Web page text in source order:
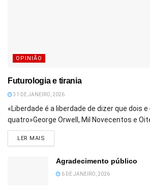
OPINIÃO
Futurologia e tirania
31 DE JANEIRO, 2026
«Liberdade é a liberdade de dizer que dois e
quatro»George Orwell, Mil Novecentos e
LER MAIS
Agradecimento público
6 DE JANEIRO, 2026